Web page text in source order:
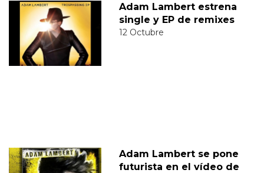
Adam Lambert estrena
single y EP de remixes
12 Octubre
Adam Lambert se pone
futurista en el vídeo de